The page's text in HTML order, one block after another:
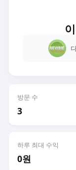
방문 수
3
하루 최대 수익
0원